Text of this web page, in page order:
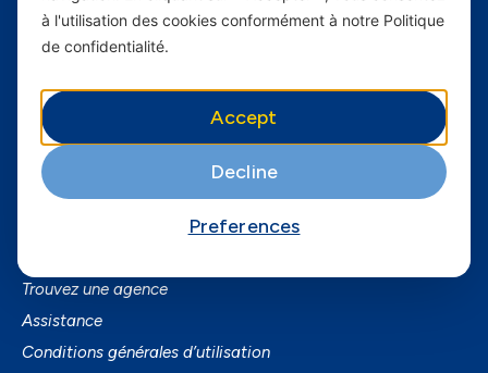
Services
Fibre
Business
SmartPhones
Trouvez une agence
Assistance
Conditions générales d’utilisation
à l'utilisation des cookies conformément à notre Politique
de confidentialité.
Accept
Decline
Preferences